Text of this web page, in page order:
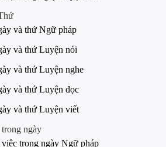
và thứ Ngữ pháp
và thứ Luyện nói
và thứ Luyện nghe
và thứ Luyện đọc
và thứ Luyện viết
ngày
trong ngày Ngữ pháp